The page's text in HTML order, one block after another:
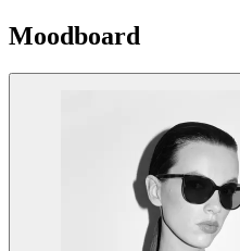
Moodboard